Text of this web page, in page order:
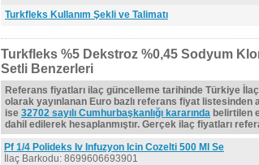
Turkfleks Kullanım Şekli ve Talimatı
Turkfleks %5 Dekstroz %0,45 Sodyum
Setli Benzerleri
Referans fiyatları ilaç güncelleme tarihinde Türkiye
olarak yayınlanan Euro bazlı referans fiyat listesinden
ise 32702 sayılı Cumhurbaşkanlığı kararında belirtilen
dahil edilerek hesaplanmıştır. Gerçek ilaç fiyatları
Pf 1/4 Polideks Iv Infuzyon Icin Cozelti 500 Ml Se
İlaç Barkodu: 8699606693901